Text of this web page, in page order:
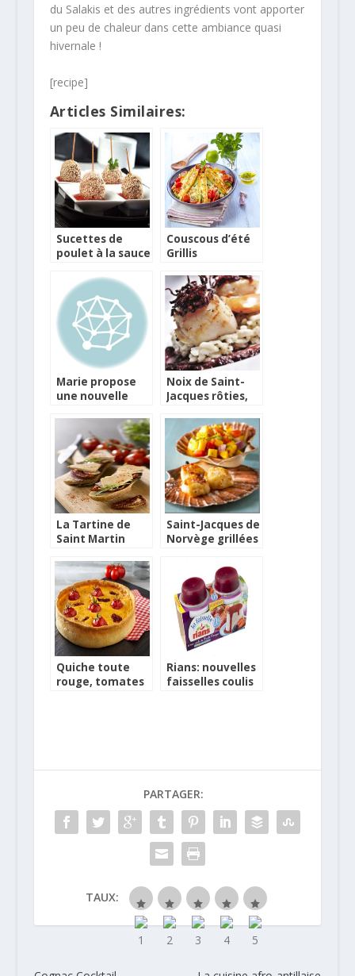
du Salakis et des autres ingrédients vont apporter
un peu de chaleur dans cette ambiance quasi
hivernale !
[recipe]
Articles Similaires:
Sucettes de
poulet à la sauce
Couscous d’été
Grillis
Marie propose
une nouvelle
Noix de Saint-
Jacques rôties,
de betteraves et
sauce à l’orange
La Tartine de
Saint Martin
bruschetta aux
tomates
confites avec
magret séché et
Foie Gras entier
Saint-Jacques de
Norvège grillées
Quiche toute
rouge, tomates
Rians: nouvelles
faisselles coulis
PARTAGER:
TAUX: